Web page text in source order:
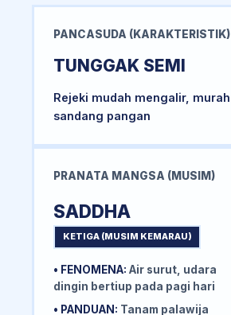
PANCASUDA (KARAKTERISTIK)
TUNGGAK SEMI
Rejeki mudah mengalir, murah
sandang pangan
PRANATA MANGSA (MUSIM)
SADDHA
KETIGA (MUSIM KEMARAU)
• FENOMENA: Air surut, udara
dingin bertiup pada pagi hari
• PANDUAN: Tanam palawija